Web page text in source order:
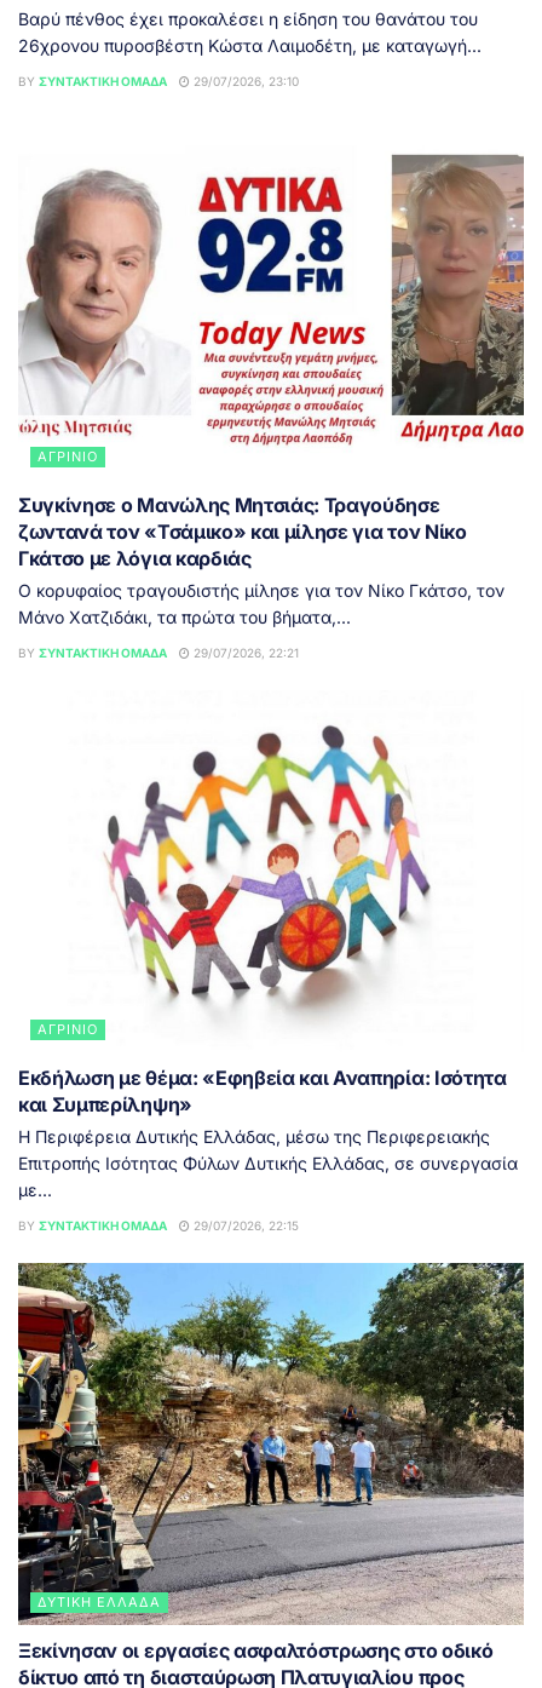
Βαρύ πένθος έχει προκαλέσει η είδηση του θανάτου του
26χρονου πυροσβέστη Κώστα Λαιμοδέτη, με καταγωγή...
BY ΣΥΝΤΑΚΤΙΚΉ ΟΜΆΔΑ 29/07/2026, 23:10
ΑΓΡΊΝΙΟ
Συγκίνησε ο Μανώλης Μητσιάς: Τραγούδησε
ζωντανά τον «Τσάμικο» και μίλησε για τον Νίκο
Γκάτσο με λόγια καρδιάς
Ο κορυφαίος τραγουδιστής μίλησε για τον Νίκο Γκάτσο, τον
Μάνο Χατζιδάκι, τα πρώτα του βήματα,...
BY ΣΥΝΤΑΚΤΙΚΉ ΟΜΆΔΑ 29/07/2026, 22:21
ΑΓΡΊΝΙΟ
Εκδήλωση με θέμα: «Εφηβεία και Αναπηρία: Ισότητα
και Συμπερίληψη»
Η Περιφέρεια Δυτικής Ελλάδας, μέσω της Περιφερειακής
Επιτροπής Ισότητας Φύλων Δυτικής Ελλάδας, σε συνεργασία
με...
BY ΣΥΝΤΑΚΤΙΚΉ ΟΜΆΔΑ 29/07/2026, 22:15
ΔΥΤΙΚΉ ΕΛΛΆΔΑ
Ξεκίνησαν οι εργασίες ασφαλτόστρωσης στο οδικό
δίκτυο από τη διασταύρωση Πλατυγιαλίου προς